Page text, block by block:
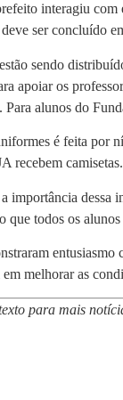
interagiu com
ser concluído
sendo
apoiar os
Para alunos do
é feita por
recebem camisetas.
importância dessa
que todos os
melhorar as
para mais